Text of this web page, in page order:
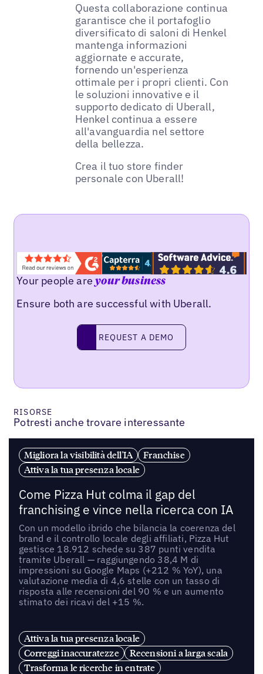
Questa collaborazione continua
garantisce che il portafoglio
diversificato di saloni di Henkel
mantenga informazioni
aggiornate e accurate,
fornendo un'esperienza
ottimale per i propri clienti. Con
le soluzioni innovative e il
supporto dedicato di Uberall,
Henkel continua a essere
all'avanguardia nel settore
della bellezza.
Crea il tuo store finder
personale con Uberall!
Your people areyour business
Ensure both are successful with Uberall.
request a demo
REQUEST A DEMO
RISORSE
Potresti anche trovare interessante
Migliora la visibilità dell'IA
Franchise
Attiva la tua presenza locale
Come Pizza Hut colma il gap del
franchising e vince nella ricerca con IA
Con un modello ibrido che bilancia la coerenza del
brand e il controllo locale degli affiliati, Pizza Hut
gestisce 18.912 schede su 387 punti vendita
tramite Uberall — raggiungendo 38,4 M di
impressioni su Google Maps (+212 % YoY), una
valutazione media di 4,6 stelle con un tasso di
risposta alle recensioni del 90 % e un aumento
stimato dei ricavi del +15 %.
Attiva la tua presenza locale
Correggi inaccuratezze
Recensioni a larga scala
Trasforma le ricerche in entrate